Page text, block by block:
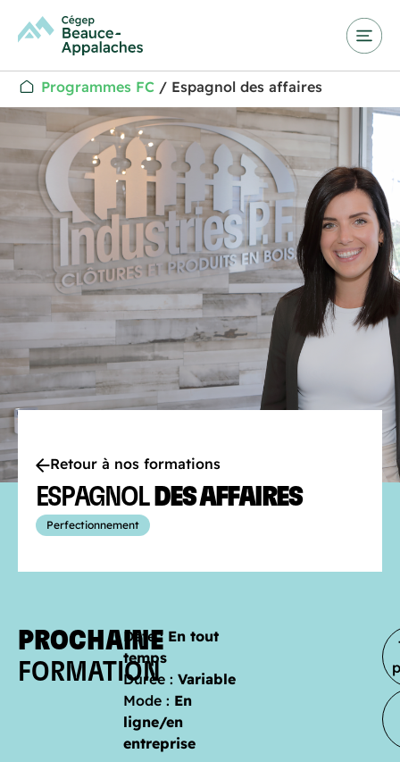
Programmes FC / Espagnol des affaires
Retour à nos formations
ESPAGNOL DES AFFAIRES
Perfectionnement
PROCHAINE
FORMATION
Date : En tout
temps
Durée : Variable
Mode : En
ligne/en
entreprise